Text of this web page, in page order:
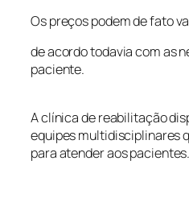
Os preços podem de fato
de acordo todavia com as
paciente.
A clínica de reabilitação
equipes multidisciplinares
para atender aos pacientes.